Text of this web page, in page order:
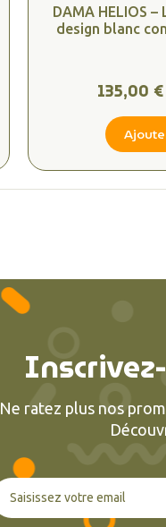
DAMA HELIOS
design blanc
135,00 €
Ne ratez plus nos